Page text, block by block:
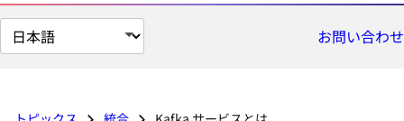
ペ
ー
お問い合わせ